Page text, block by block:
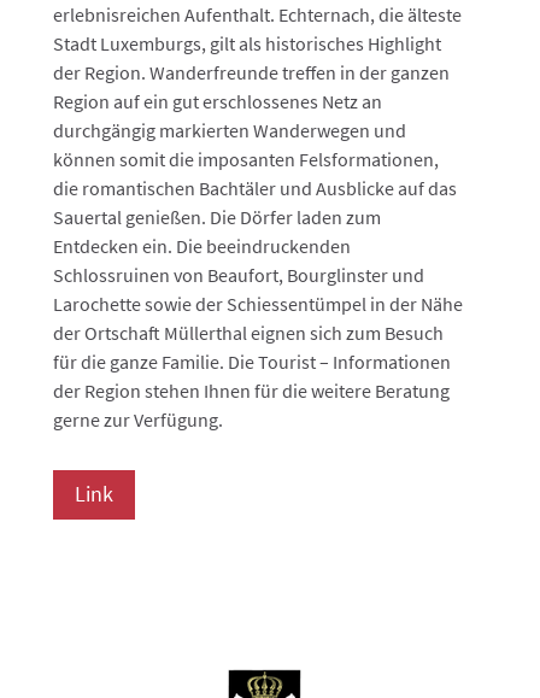
erlebnisreichen Aufenthalt. Echternach, die älteste
Stadt Luxemburgs, gilt als historisches Highlight
der Region. Wanderfreunde treffen in der ganzen
Region auf ein gut erschlossenes Netz an
durchgängig markierten Wanderwegen und
können somit die imposanten Felsformationen,
die romantischen Bachtäler und Ausblicke auf das
Sauertal genießen. Die Dörfer laden zum
Entdecken ein. Die beeindruckenden
Schlossruinen von Beaufort, Bourglinster und
Larochette sowie der Schiessentümpel in der Nähe
der Ortschaft Müllerthal eignen sich zum Besuch
für die ganze Familie. Die Tourist – Informationen
der Region stehen Ihnen für die weitere Beratung
gerne zur Verfügung.
Link